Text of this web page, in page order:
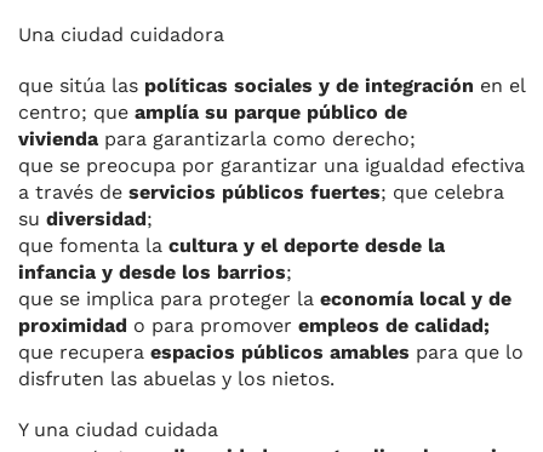
Una ciudad cuidadora
que sitúa las políticas sociales y de integración en el
centro; que amplía su parque público de
vivienda para garantizarla como derecho;
que se preocupa por garantizar una igualdad efectiva
a través de servicios públicos fuertes; que celebra
su diversidad;
que fomenta la cultura y el deporte desde la
infancia y desde los barrios;
que se implica para proteger la economía local y de
proximidad o para promover empleos de calidad;
que recupera espacios públicos amables para que lo
disfruten las abuelas y los nietos.
Y una ciudad cuidada